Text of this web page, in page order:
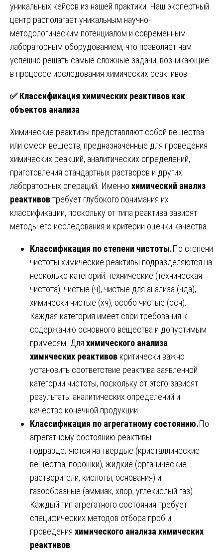
уникальных кейсов из нашей практики. Наш экспертный
центр располагает уникальным научно-
методологическим потенциалом и современным
лабораторным оборудованием, что позволяет нам
успешно решать самые сложные задачи, возникающие
в процессе исследования химических реактивов.
✅Классификация химических реактивов как
объектов анализа
Химические реактивы представляют собой вещества
или смеси веществ, предназначенные для проведения
химических реакций, аналитических определений,
приготовления стандартных растворов и других
лабораторных операций. Именно химический анализ
реактивовтребует глубокого понимания их
классификации, поскольку от типа реактива зависят
методы его исследования и критерии оценки качества.
Классификация по степени чистоты.По степени
чистоты химические реактивы подразделяются на
несколько категорий: технические (техническая
чистота), чистые (ч), чистые для анализа (чда),
химически чистые (хч), особо чистые (осч).
Каждая категория имеет свои требования к
содержанию основного вещества и допустимым
примесям. Для химического анализа
химических реактивов критически важно
установить соответствие реактива заявленной
категории чистоты, поскольку от этого зависят
результаты аналитических определений и
качество конечной продукции.
Классификация по агрегатному состоянию.По
агрегатному состоянию реактивы
подразделяются на твердые (кристаллические
вещества, порошки), жидкие (органические
растворители, кислоты, основания) и
газообразные (аммиак, хлор, углекислый газ).
Каждый тип агрегатного состояния требует
специфических методов отбора проб и
проведения химического анализа химических
реактивов